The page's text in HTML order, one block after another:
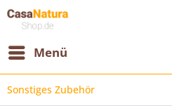
Menü
Sonstiges Zubehör